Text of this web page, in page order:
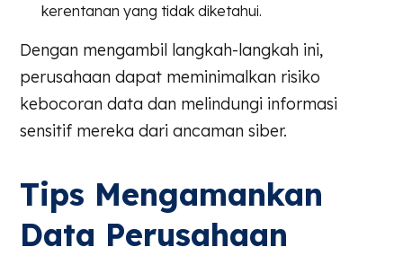
kerentanan yang tidak diketahui.
Dengan mengambil langkah-langkah ini,
perusahaan dapat meminimalkan risiko
kebocoran data dan melindungi informasi
sensitif mereka dari ancaman siber.
Tips Mengamankan
Data Perusahaan